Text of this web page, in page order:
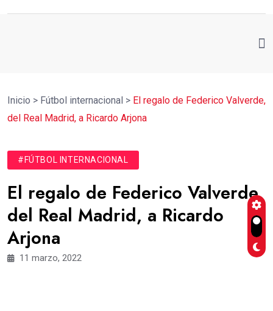
Inicio > Fútbol internacional > El regalo de Federico Valverde,
del Real Madrid, a Ricardo Arjona
#FÚTBOL INTERNACIONAL
El regalo de Federico Valverde,
del Real Madrid, a Ricardo
Arjona
11 marzo, 2022